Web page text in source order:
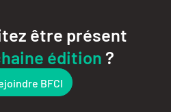
être présent
édition?
BFCI